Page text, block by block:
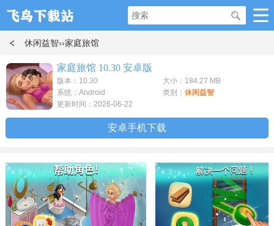
休闲益智››家庭旅馆
家庭旅馆 10.30 安卓版
版本：10.30
大小：184.27 MB
系统：Android
类别： 休闲益智
更新时间：2026-06-22
安卓手机下载